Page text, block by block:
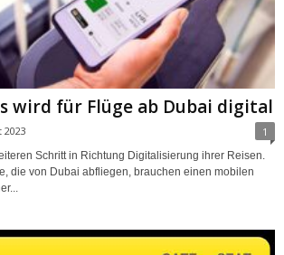
wird für Flüge ab Dubai digital
2023 1
Schritt in Richtung Digitalisierung ihrer Reisen.
die von Dubai abfliegen, brauchen einen mobilen